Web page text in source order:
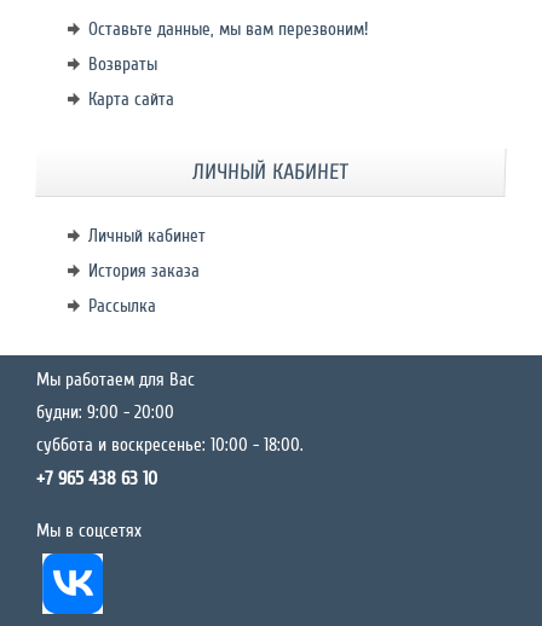
Оставьте данные, мы вам перезвоним!
Возвраты
Карта сайта
ЛИЧНЫЙ КАБИНЕТ
Личный кабинет
История заказа
Рассылка
Мы работаем для Вас
будни: 9:00 - 20:00
суббота и воскресенье: 10:00 - 18:00.
+7 965 438 63 10
Мы в соцсетях